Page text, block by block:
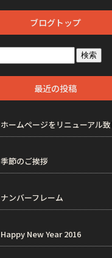
ブログトップ
最近の投稿
季節のご挨拶
ナンバーフレーム
Happy New Year 2016